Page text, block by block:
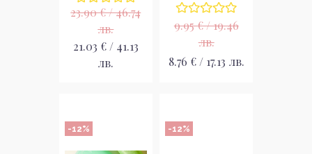
23.90 € / 46.74
лв.
21.03 € / 41.13
лв.
9.95 € / 19.46
лв.
8.76 € / 17.13 лв.
-12% -12%